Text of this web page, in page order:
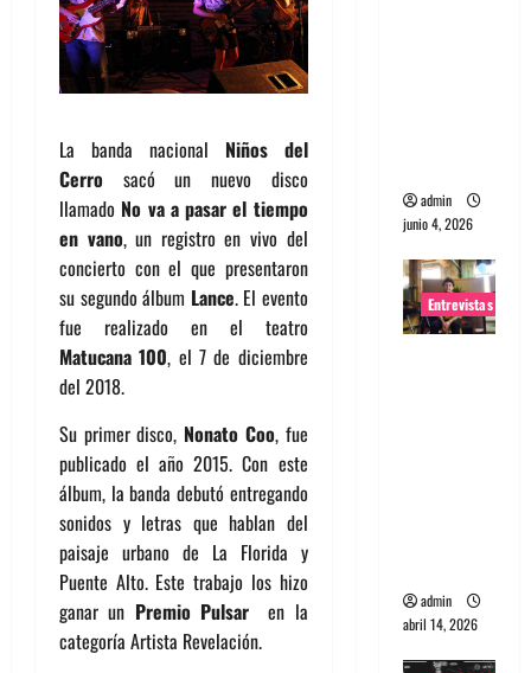
La banda nacional Niños del
Cerro sacó un nuevo disco
llamado No va a pasar el tiempo
en vano, un registro en vivo del
concierto con el que presentaron
su segundo álbum Lance. El evento
fue realizado en el teatro
Matucana 100, el 7 de diciembre
del 2018.
Su primer disco, Nonato Coo, fue
publicado el año 2015. Con este
álbum, la banda debutó entregando
sonidos y letras que hablan del
paisaje urbano de La Florida y
Puente Alto. Este trabajo los hizo
ganar un Premio Pulsaren la
categoría Artista Revelación.
admin
junio 4, 2026
Entrevistas
admin
abril 14, 2026